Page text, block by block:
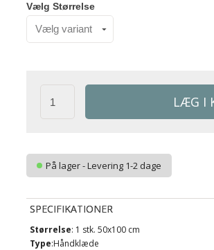
Vælg Størrelse
På lager - Levering 1-2 dage
SPECIFIKATIONER
Størrelse: 1 stk. 50x100 cm
Type:Håndklæde